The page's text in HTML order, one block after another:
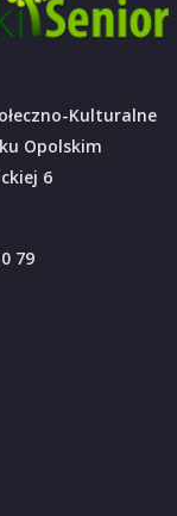
Kulturalne
Opolskim
6
79